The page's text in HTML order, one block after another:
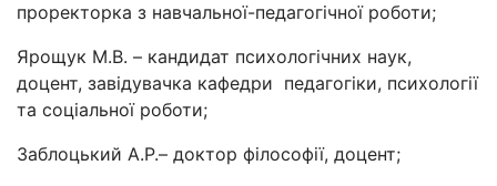
проректорка з навчальної-педагогічної роботи;
Ярощук М.В. – кандидат психологічних наук,
доцент, завідувачка кафедри педагогіки, психології
та соціальної роботи;
Заблоцький А.Р.– доктор філософії, доцент;